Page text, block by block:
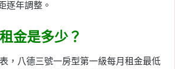
逐年調整。
金是多少？
，八德三號一房型第一級每月租金最低